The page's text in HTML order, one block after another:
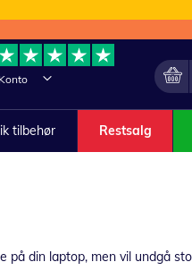
Konto
Lave
Min
tilbehør Restsalg
på din laptop, men vil undgå